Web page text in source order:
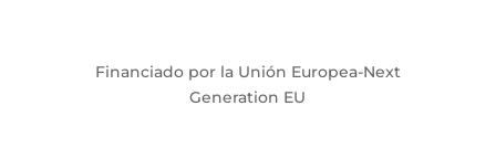
Financiado por la Unión Europea-Next
Generation EU